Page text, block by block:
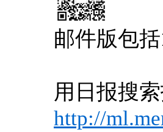
邮件版包括
用日报搜
http://